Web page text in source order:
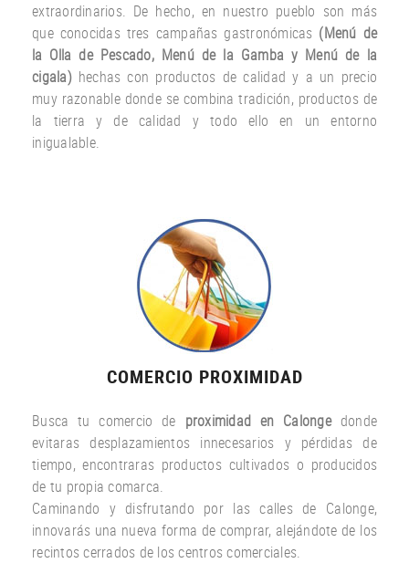
extraordinarios. De hecho, en nuestro pueblo son más
que conocidas tres campañas gastronómicas (Menú de
la Olla de Pescado, Menú de la Gamba y Menú de la
cigala) hechas con productos de calidad y a un precio
muy razonable donde se combina tradición, productos de
la tierra y de calidad y todo ello
en un entorno
inigualable.
COMERCIO PROXIMIDAD
Busca tu comercio de proximidad en Calongedonde
evitaras desplazamientos innecesarios y pérdidas de
tiempo, encontraras productos cultivados o producidos
de tu propia comarca.
Caminando y disfrutando por las calles de Calonge,
innovarás una nueva forma de comprar, alejándote de los
recintos cerrados de los centros comerciales.